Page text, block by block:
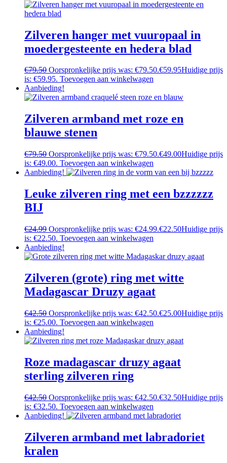
Zilveren hanger met vuuropaal in
moedergesteente en hedera blad
€79.50 Oorspronkelijke prijs was: €79.50.€59.95Huidige prijs
is: €59.95. Toevoegen aan winkelwagen
Aanbieding!
Zilveren armband met roze en
blauwe stenen
€79.50 Oorspronkelijke prijs was: €79.50.€49.00Huidige prijs
is: €49.00. Toevoegen aan winkelwagen
Aanbieding!
Leuke zilveren ring met een bzzzzzz
BIJ
€24.99 Oorspronkelijke prijs was: €24.99.€22.50Huidige prijs
is: €22.50. Toevoegen aan winkelwagen
Aanbieding!
Zilveren (grote) ring met witte
Madagascar Druzy agaat
€42.50 Oorspronkelijke prijs was: €42.50.€25.00Huidige prijs
is: €25.00. Toevoegen aan winkelwagen
Aanbieding!
Roze madagascar druzy agaat
sterling zilveren ring
€42.50 Oorspronkelijke prijs was: €42.50.€32.50Huidige prijs
is: €32.50. Toevoegen aan winkelwagen
Aanbieding!
Zilveren armband met labradoriet
kralen